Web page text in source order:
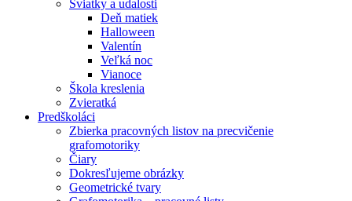
Sviatky a udalosti
Deň matiek
Halloween
Valentín
Veľká noc
Vianoce
Škola kreslenia
Zvieratká
Predškoláci
Zbierka pracovných listov na precvičenie
grafomotoriky
Čiary
Dokresľujeme obrázky
Geometrické tvary